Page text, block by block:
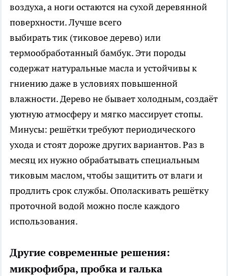
воздуха, а ноги остаются на сухой деревянной
поверхности. Лучше всего
выбирать тик (тиковое дерево) или
термообработанный бамбук. Эти породы
содержат натуральные масла и устойчивы к
гниению даже в условиях повышенной
влажности. Дерево не бывает холодным, создаёт
уютную атмосферу и мягко массирует стопы.
Минусы: решётки требуют периодического
ухода и стоят дороже других вариантов. Раз в
месяц их нужно обрабатывать специальным
тиковым маслом, чтобы защитить от влаги и
продлить срок службы. Ополаскивать решётку
проточной водой можно после каждого
использования.
Другие современные решения:
микрофибра, пробка и галька